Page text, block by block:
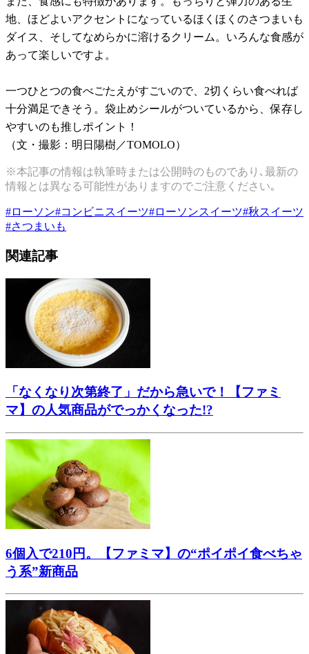
地、ほどよいアクセントになっているほくほくのさつまいも
ダイス、そしてなめらかに溶けるクリーム。いろんな食感が
あって楽しいですよ。
一つひとつの食べごたえがすごいので、2切くらい食べれば
十分満足できそう。袋止めシールがついているから、保存し
やすいのも推しポイント！
（文・撮影：明日陽樹／TOMOLO）
※本記事の情報は執筆時または公開時のものであり､最新の
情報とは異なる可能性がありますのでご注意ください｡
#ローソン#コンビニスイーツ#ローソンスイーツ#秋スイーツ
#さつまいも
関連記事
「なくなり次第終了」だから急いで！【ファミ
マ】の人気商品がでっかくなった!?
6個入で210円。【ファミマ】の“ポイポイ食べちゃ
う系”新商品